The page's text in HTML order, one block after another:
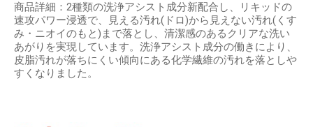
商品詳細：2種類の洗浄アシスト成分新配合し、リキッドの
速攻パワー浸透で、見える汚れ(ドロ)から見えない汚れ(くす
み・ニオイのもと)まで落とし、清潔感のあるクリアな洗い
あがりを実現しています。洗浄アシスト成分の働きにより、
皮脂汚れが落ちにくい傾向にある化学繊維の汚れを落としや
すくなりました。